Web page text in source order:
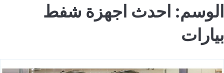
الوسم: احدث اجهزة شفط
بيارات